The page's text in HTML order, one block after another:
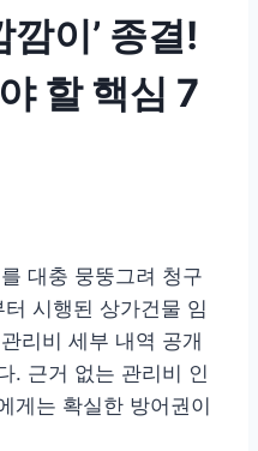
깜이’ 종결!
할 핵심 7
대충 뭉뚱그려 청구
시행된 상가건물 임
리비 세부 내역 공개
. 근거 없는 관리비 인
게는 확실한 방어권이